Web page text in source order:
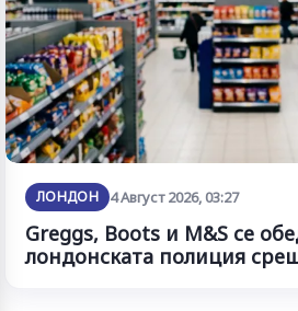
ЛОНДОН 4 Август 2026, 03:27
Greggs, Boots и M&S се
лондонската полиция